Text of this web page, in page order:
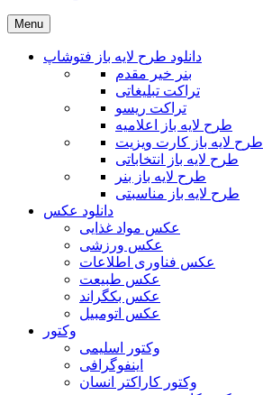
Menu
دانلود طرح لایه باز فتوشاپ
بنر خیر مقدم
تراکت تبلیغاتی
تراکت ریسو
طرح لایه باز اعلامیه
طرح لایه باز کارت ویزیت
طرح لایه باز انتخاباتی
طرح لایه باز بنر
طرح لایه باز مناسبتی
دانلود عکس
عکس مواد غذایی
عکس ورزشی
عکس فناوری اطلاعات
عکس طبیعت
عکس بکگراند
عکس اتومبیل
وکتور
وکتور اسلیمی
اینفوگرافی
وکتور کاراکتر انسان